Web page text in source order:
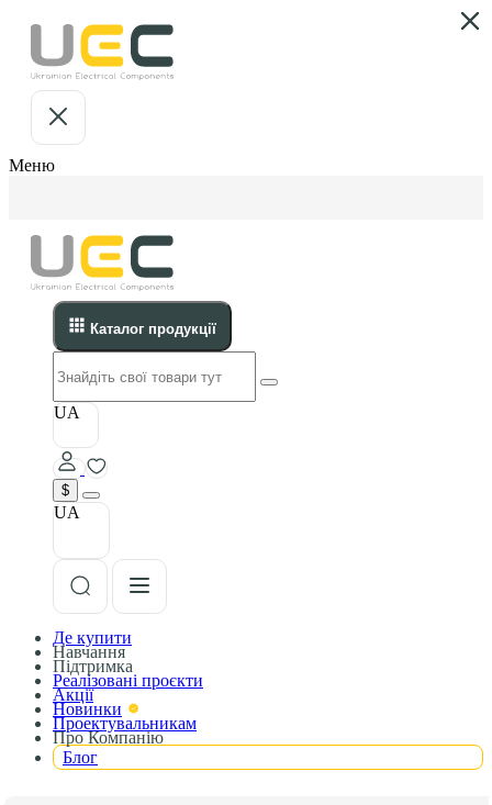
Меню
Каталог продукції
UA
$
UA
Де купити
Навчання
Підтримка
Реалізовані проєкти
Акції
Новинки
Проектувальникам
Про Компанію
Блог